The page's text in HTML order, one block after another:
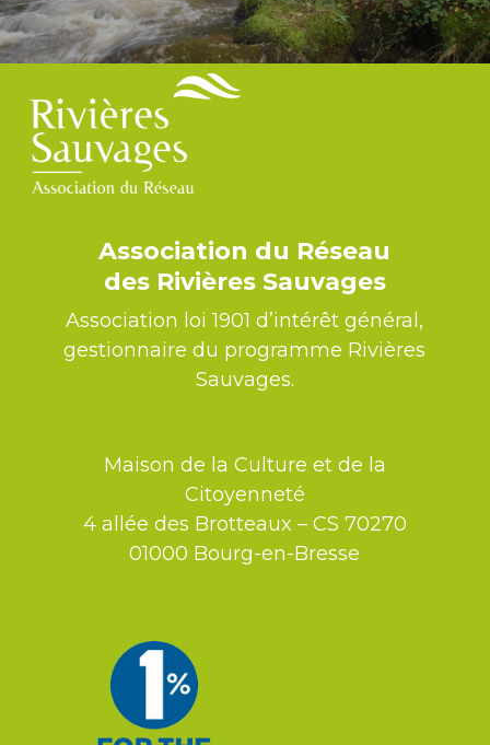
Association du Réseau
des Rivières Sauvages
Association loi 1901 d’intérêt général,
gestionnaire du programme Rivières
Sauvages.
Maison de la Culture et de la
Citoyenneté
4 allée des Brotteaux – CS 70270
01000 Bourg-en-Bresse